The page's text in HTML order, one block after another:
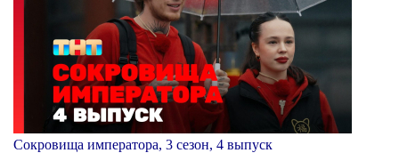
Сокровища императора, 3 сезон, 4 выпуск